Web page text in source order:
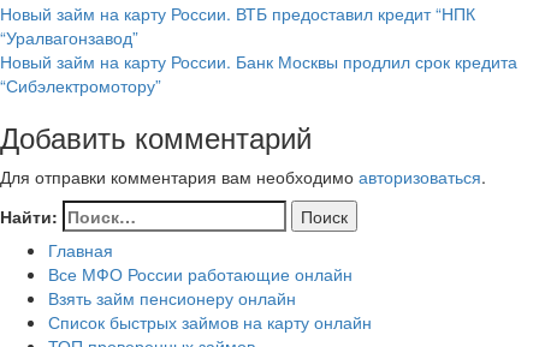
Новый займ на карту России. ВТБ предоставил кредит “НПК
“Уралвагонзавод”
Новый займ на карту России. Банк Москвы продлил срок кредита
“Сибэлектромотору”
Добавить комментарий
Для отправки комментария вам необходимо авторизоваться.
Найти:
Главная
Все МФО России работающие онлайн
Взять займ пенсионеру онлайн
Список быстрых займов на карту онлайн